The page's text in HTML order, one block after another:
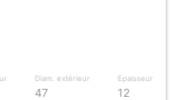
Diam. extérieur
47
Epaisseur
12